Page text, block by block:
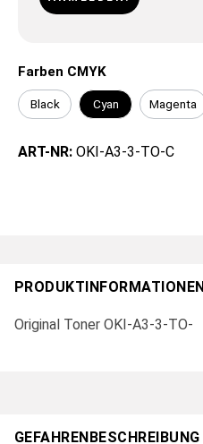
Farben CMYK
Black Cyan Magenta
ART-NR: OKI-A3-3-TO-C
PRODUKTINFORMATIONEN
Original Toner OKI-A3-3-TO-
GEFAHRENBESCHREIBUNG